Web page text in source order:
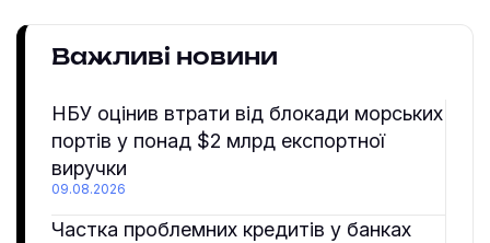
Важливі новини
НБУ оцінив втрати від блокади морських
портів у понад $2 млрд експортної
виручки
09.08.2026
Частка проблемних кредитів у банках